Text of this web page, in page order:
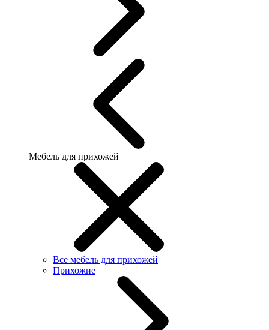
Мебель для прихожей
Все мебель для прихожей
Прихожие